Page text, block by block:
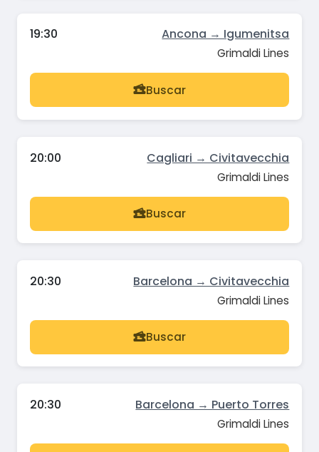
19:30 Ancona → Igumenitsa
Grimaldi Lines
Buscar
20:00 Cagliari → Civitavecchia
Grimaldi Lines
Buscar
20:30 Barcelona → Civitavecchia
Grimaldi Lines
Buscar
20:30 Barcelona → Puerto Torres
Grimaldi Lines